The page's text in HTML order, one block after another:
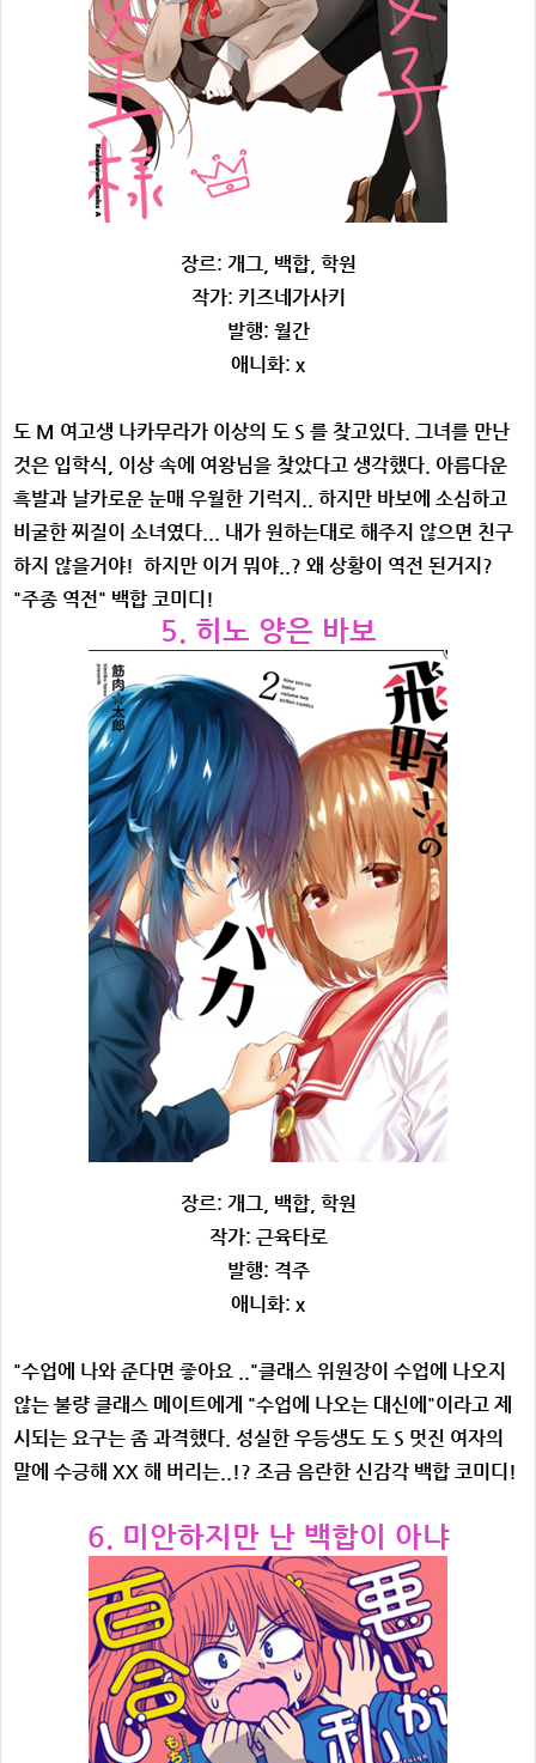
장르: 개그, 백합, 학원
작가: 키즈네가사키
발행: 월간
애니화: x
도 M 여고생 나카무라가 이상의 도 S 를 찾고있다. 그녀를 만난
것은 입학식, 이상 속에 여왕님을 찾았다고 생각했다. 아름다운
흑발과 날카로운 눈매 우월한 기럭지.. 하지만 바보에 소심하고
비굴한 찌질이 소녀였다... 내가 원하는대로 해주지 않으면 친구
하지 않을거야! 하지만 이거 뭐야..? 왜 상황이 역전 된거지?
"주종 역전" 백합 코미디!
5. 히노 양은 바보
장르: 개그, 백합, 학원
작가: 근육타로
발행: 격주
애니화: x
"수업에 나와 준다면 좋아요 .."클래스 위원장이 수업에 나오지
않는 불량 클래스 메이트에게 "수업에 나오는 대신에"이라고 제
시되는 요구는 좀 과격했다. 성실한 우등생도 도 S 멋진 여자의
말에 수긍해 XX 해 버리는..!? 조금 음란한 신감각 백합 코미디!
6. 미안하지만 난 백합이 아냐